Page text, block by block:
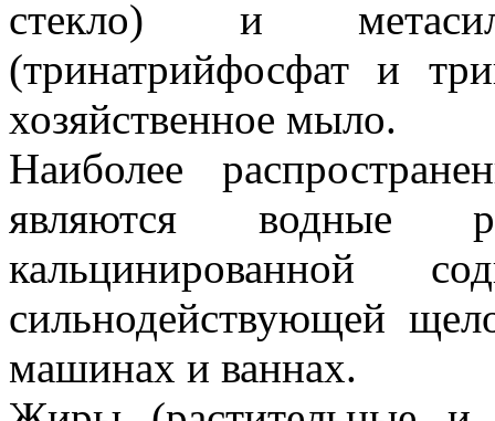
стекло) и
(тринатрийфосфат и
хозяйственное мыло.
Наиболее
являются водные
кальцинированной
сильнодействующей
машинах и ваннах.